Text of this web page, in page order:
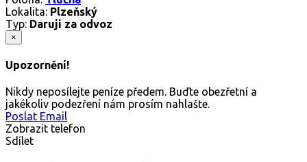
Lokalita: Plzeňský
Typ: Daruji za odvoz
×
Upozornění!
Nikdy neposílejte peníze předem. Buďte obezřetní a
jakékoliv podezření nám prosím nahlašte.
Poslat Email
Zobrazit telefon
Sdílet